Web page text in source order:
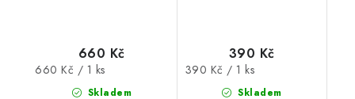
Skladem
660 Kč
Měrná
660 Kč / 1 ks
Skladem
390 Kč
Měrná
390 Kč / 1 ks